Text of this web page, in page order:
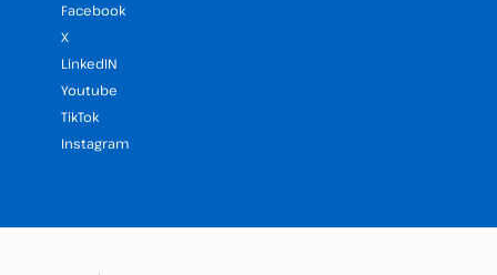
Facebook
X
LinkedIN
Youtube
TikTok
Instagram